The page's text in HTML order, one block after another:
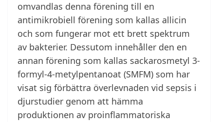
omvandlas denna förening till en
antimikrobiell förening som kallas allicin
och som fungerar mot ett brett spektrum
av bakterier. Dessutom innehåller den en
annan förening som kallas sackarosmetyl 3-
formyl-4-metylpentanoat (SMFM) som har
visat sig förbättra överlevnaden vid sepsis i
djurstudier genom att hämma
produktionen av proinflammatoriska